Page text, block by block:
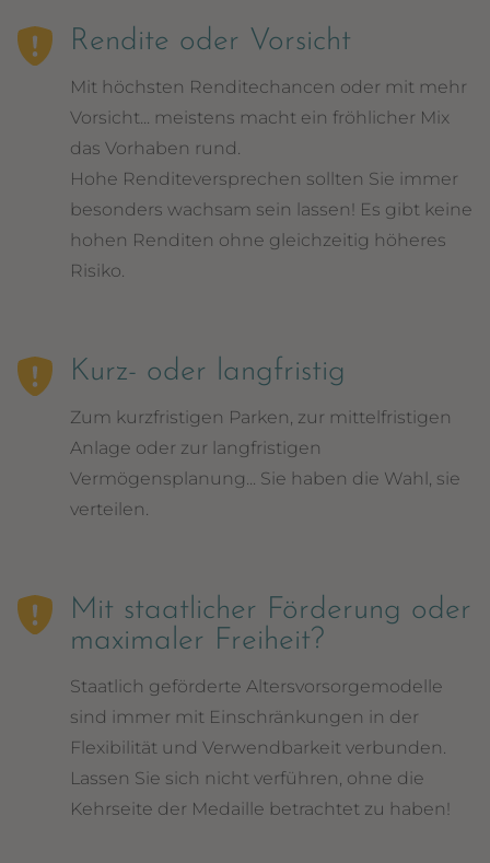
Rendite oder Vorsicht
Mit höchsten Renditechancen oder mit mehr
Vorsicht... meistens macht ein fröhlicher Mix
das Vorhaben rund.
Hohe Renditeversprechen sollten Sie immer
besonders wachsam sein lassen! Es gibt keine
hohen Renditen ohne gleichzeitig höheres
Risiko.
Kurz- oder langfristig
Zum kurzfristigen Parken, zur mittelfristigen
Anlage oder zur langfristigen
Vermögensplanung... Sie haben die Wahl, sie
verteilen.
Mit staatlicher Förderung oder
maximaler Freiheit?
Staatlich geförderte Altersvorsorgemodelle
sind immer mit Einschränkungen in der
Flexibilität und Verwendbarkeit verbunden.
Lassen Sie sich nicht verführen, ohne die
Kehrseite der Medaille betrachtet zu haben!